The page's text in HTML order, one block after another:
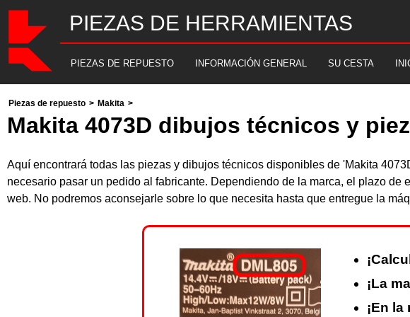
PIEZAS DE HERRAMIENTAS
PIEZAS DE REPUESTO INFORMACIÓN GENERAL SU CESTA
Piezas de repuesto > Makita >
Makita 4073D dibujos técnicos y
Aquí encontrará todas las piezas y dibujos técnicos disponibles de 'Makita
necesario pasar un pedido al fabricante. Dependiendo de la marca, el plazo
web. No podremos aconsejarle sobre lo que necesita hasta que entregue la
¡La
¡En